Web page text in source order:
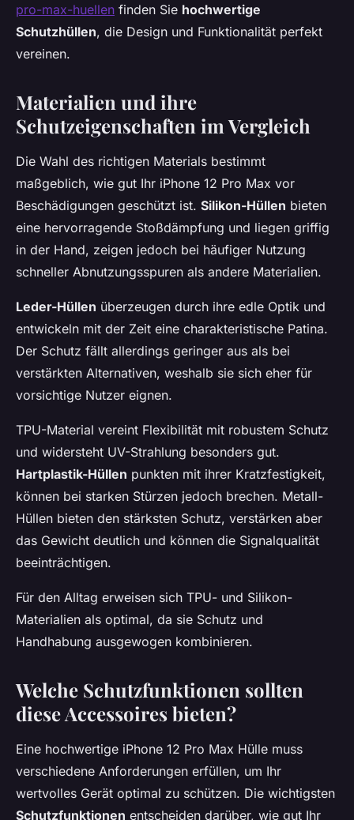
pro-max-huellen finden Sie hochwertige
Schutzhüllen, die Design und Funktionalität perfekt
vereinen.
Materialien und ihre
Schutzeigenschaften im Vergleich
Die Wahl des richtigen Materials bestimmt
maßgeblich, wie gut Ihr iPhone 12 Pro Max vor
Beschädigungen geschützt ist. Silikon-Hüllen bieten
eine hervorragende Stoßdämpfung und liegen griffig
in der Hand, zeigen jedoch bei häufiger Nutzung
schneller Abnutzungsspuren als andere Materialien.
Leder-Hüllen überzeugen durch ihre edle Optik und
entwickeln mit der Zeit eine charakteristische Patina.
Der Schutz fällt allerdings geringer aus als bei
verstärkten Alternativen, weshalb sie sich eher für
vorsichtige Nutzer eignen.
TPU-Material vereint Flexibilität mit robustem Schutz
und widersteht UV-Strahlung besonders gut.
Hartplastik-Hüllen punkten mit ihrer Kratzfestigkeit,
können bei starken Stürzen jedoch brechen. Metall-
Hüllen bieten den stärksten Schutz, verstärken aber
das Gewicht deutlich und können die Signalqualität
beeinträchtigen.
Für den Alltag erweisen sich TPU- und Silikon-
Materialien als optimal, da sie Schutz und
Handhabung ausgewogen kombinieren.
Welche Schutzfunktionen sollten
diese Accessoires bieten?
Eine hochwertige iPhone 12 Pro Max Hülle muss
verschiedene Anforderungen erfüllen, um Ihr
wertvolles Gerät optimal zu schützen. Die wichtigsten
Schutzfunktionen entscheiden darüber, wie gut Ihr